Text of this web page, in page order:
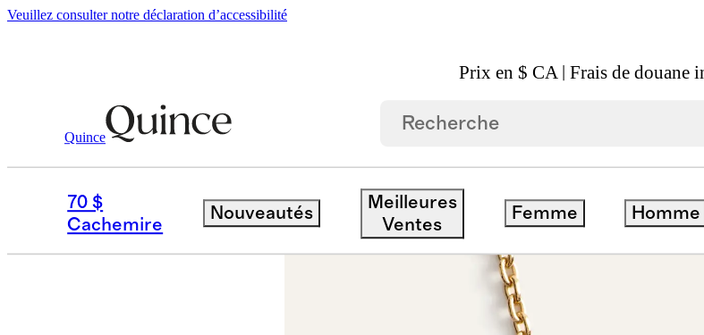
Veuillez consulter notre déclaration d’accessibilité
Prix en $ CA | Frais de douane
Quince
70 $
Cachemire
Nouveautés
Meilleures
Ventes
Femme Homme
Bijoux